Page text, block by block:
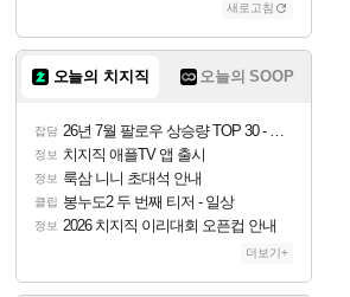
새로고침
오늘의 치지직 오늘의 SOOP
잡담 26년 7월 팔로우 상승량 TOP 30 - 월간 치지직
정보 치지직 애플TV 앱 출시
정보 룩삼 니니 초대석 안내
클립 봉누도2 두 번째 티저 - 일상
정보 2026 치지직 이리대회 오픈컵 안내
더보기+